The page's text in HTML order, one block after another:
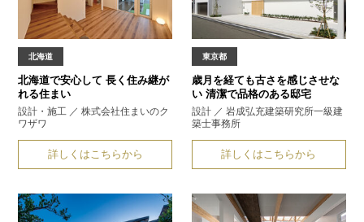
北海道
北海道で安心して長く住み継が
れる住まい
設計・施工 ／ 株式会社住まいのク
ワザワ
詳しくはこちらから
東京都
歳月を経ても古さを感じさせな
い清潔で品格のある邸宅
設計 ／ 岩成弘充建築研究所一級建
築士事務所
詳しくはこちらから